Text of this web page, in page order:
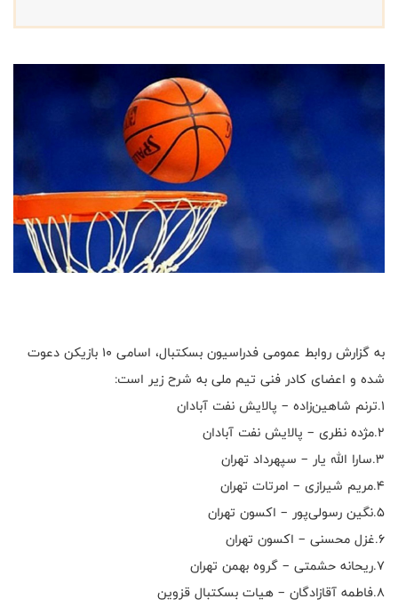
به گزارش روابط عمومی فدراسیون بسکتبال، اسامی ۱۰ بازیکن دعوت
شده و اعضای کادر فنی تیم ملی به شرح زیر است:
۱.ترنم شاهین‌زاده – پالایش نفت آبادان
۲.مژده نظری – پالایش نفت آبادان
۳.سارا الله یار – سپهرداد تهران
۴.مریم شیرازی – امرتات تهران
۵.نگین رسولی‌پور – اکسون تهران
۶.غزل محسنی – اکسون تهران
۷.ریحانه حشمتی – گروه بهمن تهران
۸.فاطمه آقازادگان – هیات بسکتبال قزوین